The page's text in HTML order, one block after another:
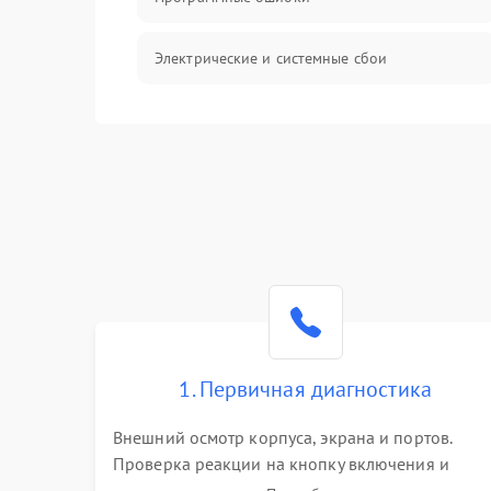
Электрические и системные сбои
Система охлаждения
1. Первичная диагностика
Внешний осмотр корпуса, экрана и портов.
Проверка реакции на кнопку включения и